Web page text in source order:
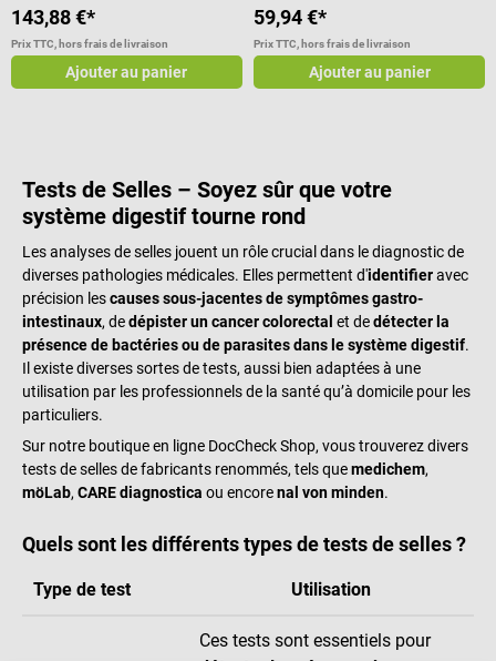
143,88 €*
Prix TTC, hors frais de livraison
Ajouter au panier
59,94 €*
Prix TTC, hors frais de livraison
Ajouter au panier
Tests de Selles – Soyez sûr que votre
système digestif tourne rond
Les analyses de selles jouent un rôle crucial dans le diagnostic de
diverses pathologies médicales. Elles permettent d'identifieravec
précision lescauses sous-jacentes de symptômes gastro-
intestinaux, dedépister un cancer colorectal et dedétecter la
présence de bactéries ou de parasites dans le système digestif.
Il existe diverses sortes de tests, aussi bien adaptées à une
utilisation par les professionnels de la santé qu’à domicile pour les
particuliers.
Sur notre boutique en ligne DocCheck Shop, vous trouverez divers
tests de selles de fabricants renommés, tels quemedichem,
möLab, CARE diagnostica ou encorenal von minden.
Quels sont les différents types de tests de selles ?
Type de test Utilisation
Ces tests sont essentiels pour